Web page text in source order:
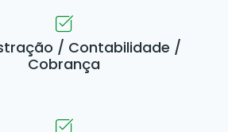
/ Contabilidade /
Cobrança